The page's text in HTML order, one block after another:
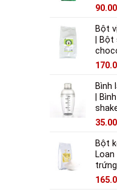
Bột
|
Bình
|
Bột